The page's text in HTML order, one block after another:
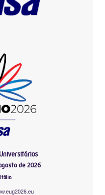
de 2026